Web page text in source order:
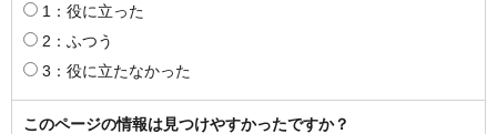
1：役に立った
2：ふつう
3：役に立たなかった
このページの情報は見つけやすかったですか？